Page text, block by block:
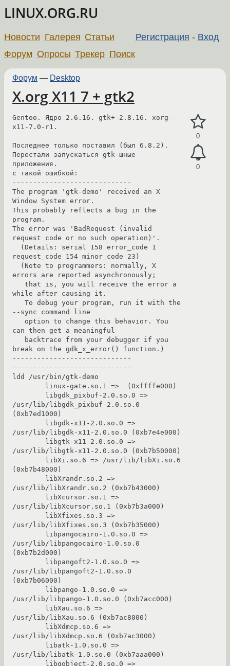
LINUX.ORG.RU
Регистрация - Вход
Новости Галерея Статьи
Форум Опросы Трекер Поиск
Форум — Desktop
X.org X11 7 + gtk2
0
0
Gentoo. Ядро 2.6.16. gtk+-2.8.16. xorg-
x11-7.0-r1.
Последнее только поставил (был 6.8.2).
Перестали запускаться gtk-шные
приложения.
с такой ошибкой:
-----------------------------
The program 'gtk-demo' received an X
Window System error.
This probably reflects a bug in the
program.
The error was 'BadRequest (invalid
request code or no such operation)'.
request_code 154 minor_code 23)
errors are reported asynchronously;
while after causing it.
--sync command line
can then get a meaningful
break on the gdk_x_error() function.)
-----------------------------
-----------------------------
ldd /usr/bin/gtk-demo
/usr/lib/libgdk_pixbuf-2.0.so.0
(0xb7ed1000)
/usr/lib/libgdk-x11-2.0.so.0 (0xb7e4e000)
/usr/lib/libgtk-x11-2.0.so.0 (0xb7b50000)
(0xb7b48000)
/usr/lib/libXrandr.so.2 (0xb7b43000)
/usr/lib/libXcursor.so.1 (0xb7b3a000)
/usr/lib/libXfixes.so.3 (0xb7b35000)
/usr/lib/libpangocairo-1.0.so.0
(0xb7b2d000)
/usr/lib/libpangoft2-1.0.so.0
(0xb7b06000)
/usr/lib/libpango-1.0.so.0 (0xb7acc000)
/usr/lib/libXau.so.6 (0xb7ac8000)
/usr/lib/libXdmcp.so.6 (0xb7ac3000)
/usr/lib/libatk-1.0.so.0 (0xb7aaa000)